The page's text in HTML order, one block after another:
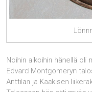
Noihin aikoihin hänellä oli
Edvard Montgomeryn
Anttilan ja Kaakisen